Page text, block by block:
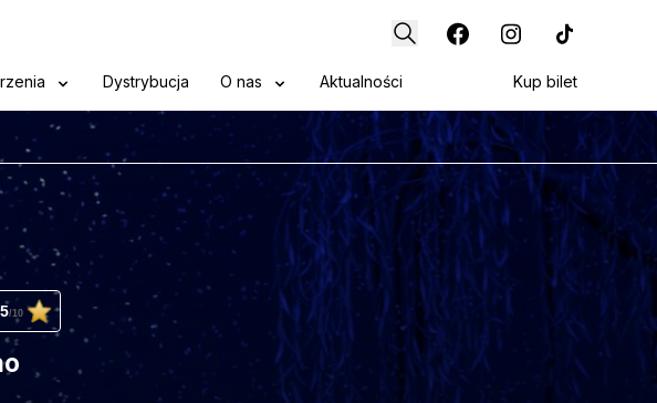
Dystrybucja O nas Aktualności Kup bilet
/10